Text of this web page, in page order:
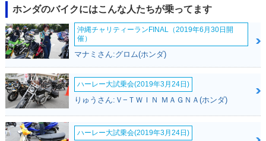
ホンダのバイクにはこんな人たちが乗ってます
沖縄チャリティーランFINAL（2019年6月30日開
催）
マナミさん:グロム(ホンダ)
ハーレー大試乗会(2019年3月24日)
りゅうさん:Ｖ−ＴＷＩＮ ＭＡＧＮＡ(ホンダ)
ハーレー大試乗会(2019年3月24日)